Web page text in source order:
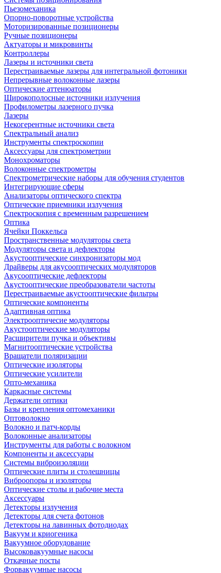
Пьезомеханика
Опорно-поворотные устройства
Моторизированные позиционеры
Ручные позиционеры
Актуаторы и микровинты
Контроллеры
Лазеры и источники света
Перестраиваемые лазеры для интегральной фотоники
Непрерывные волоконные лазеры
Оптические аттенюаторы
Широкополосные источники излучения
Профилометры лазерного пучка
Лазеры
Некогерентные источники света
Спектральный анализ
Инструменты спектроскопии
Аксессуары для спектрометрии
Монохроматоры
Волоконные спектрометры
Спектрометрические наборы для обучения студентов
Интегрирующие сферы
Анализаторы оптического спектра
Оптические приемники излучения
Спектроскопия с временным разрешением
Оптика
Ячейки Поккельса
Пространственные модуляторы света
Модуляторы света и дефлекторы
Акустооптические синхронизаторы мод
Драйверы для акусооптических модуляторов
Акусооптические дефлекторы
Акустооптические преобразователи частоты
Перестраиваемые акустооптические фильтры
Оптические компоненты
Адаптивная оптика
Электрооптичесие модуляторы
Акустооптические модуляторы
Расширители пучка и объективы
Магнитооптические устройства
Вращатели поляризации
Оптические изоляторы
Оптические усилители
Опто-механика
Каркасные системы
Держатели оптики
Базы и крепления оптомеханики
Оптоволокно
Волокно и патч-корды
Волоконные анализаторы
Инструменты для работы с волокном
Компоненты и аксессуары
Системы виброизоляции
Оптические плиты и столешницы
Виброопоры и изоляторы
Оптические столы и рабочие места
Аксессуары
Детекторы излучения
Детекторы для счета фотонов
Детекторы на лавинных фотодиодах
Вакуум и криогеника
Вакуумное оборудование
Высоковакуумные насосы
Откачные посты
Форвакуумные насосы